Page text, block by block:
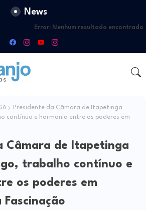
News
Error: Nenhum resultado encontrado
Presidente da Câmara de Itapetinga
contínuo e harmonia entre os poderes em
Câmara de Itapetinga
trabalho contínuo e
os poderes em